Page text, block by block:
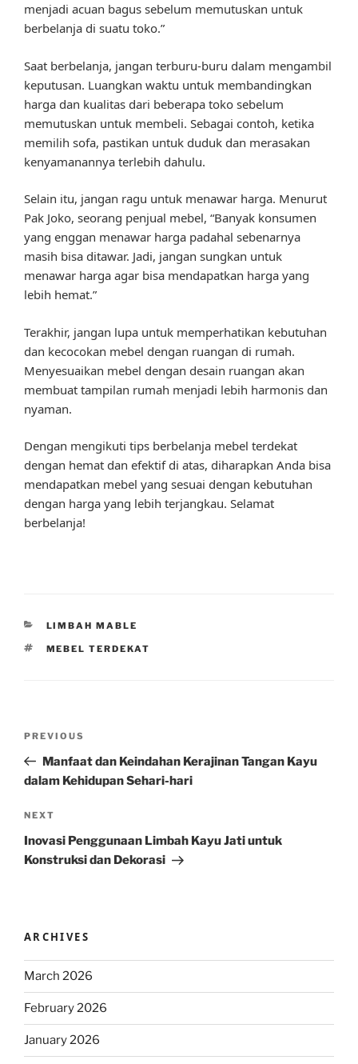
menjadi acuan bagus sebelum memutuskan untuk
berbelanja di suatu toko.”
Saat berbelanja, jangan terburu-buru dalam mengambil
keputusan. Luangkan waktu untuk membandingkan
harga dan kualitas dari beberapa toko sebelum
memutuskan untuk membeli. Sebagai contoh, ketika
memilih sofa, pastikan untuk duduk dan merasakan
kenyamanannya terlebih dahulu.
Selain itu, jangan ragu untuk menawar harga. Menurut
Pak Joko, seorang penjual mebel, “Banyak konsumen
yang enggan menawar harga padahal sebenarnya
masih bisa ditawar. Jadi, jangan sungkan untuk
menawar harga agar bisa mendapatkan harga yang
lebih hemat.”
Terakhir, jangan lupa untuk memperhatikan kebutuhan
dan kecocokan mebel dengan ruangan di rumah.
Menyesuaikan mebel dengan desain ruangan akan
membuat tampilan rumah menjadi lebih harmonis dan
nyaman.
Dengan mengikuti tips berbelanja mebel terdekat
dengan hemat dan efektif di atas, diharapkan Anda bisa
mendapatkan mebel yang sesuai dengan kebutuhan
dengan harga yang lebih terjangkau. Selamat
berbelanja!
CATEGORIES
LIMBAH MABLE
TAGS
MEBEL TERDEKAT
Previous
Post
PREVIOUS
Manfaat dan Keindahan Kerajinan Tangan Kayu
dalam Kehidupan Sehari-hari
Next
Post
NEXT
Inovasi Penggunaan Limbah Kayu Jati untuk
Konstruksi dan Dekorasi
ARCHIVES
March 2026
February 2026
January 2026